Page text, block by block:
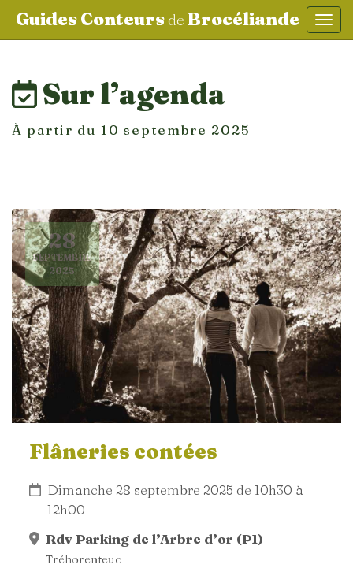
Guides Conteursde Brocéliande
Sur l’agenda
À partir du 10 septembre 2025
28
SEPTEMBRE
2025
Flâneries contées
Dimanche 28 septembre 2025 de 10h30 à
12h00
Rdv Parking de l’Arbre d’or (P1)
Tréhorenteuc